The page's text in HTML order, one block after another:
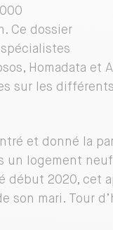
Ce dossier
Homadata et
sur les
et donné la
un logement
début 2020, cet
son mari. Tour